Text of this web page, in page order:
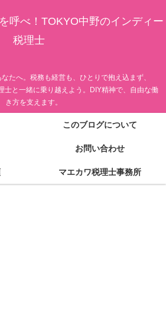
呼べ！TOKYO中野のインディー
税理士
たへ。税務も経営も、ひとりで抱え込まず、
士と一緒に乗り越えよう。DIY精神で、自由な働
き方を支えます。
このブログについて
お問い合わせ
マエカワ税理士事務所